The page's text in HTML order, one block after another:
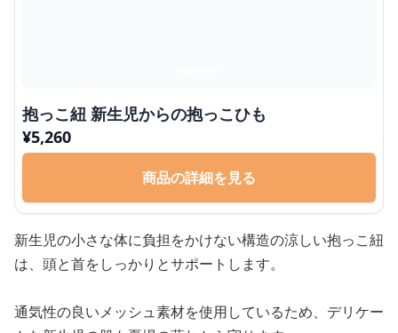
抱っこ紐 新生児からの抱っこひも
¥5,260
商品の詳細を見る
新生児の小さな体に負担をかけない構造の涼しい抱っこ紐
は、頭と首をしっかりとサポートします。
通気性の良いメッシュ素材を使用しているため、デリケー